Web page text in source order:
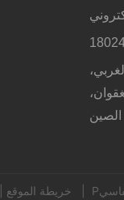
الغربي،
الصين